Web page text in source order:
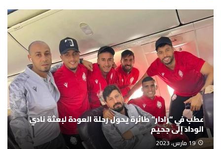
عطب في “رادار” طائرة يحول رحلة العودة لبعثة نادي
الوداد إلى جحيم
19 مارس، 2023